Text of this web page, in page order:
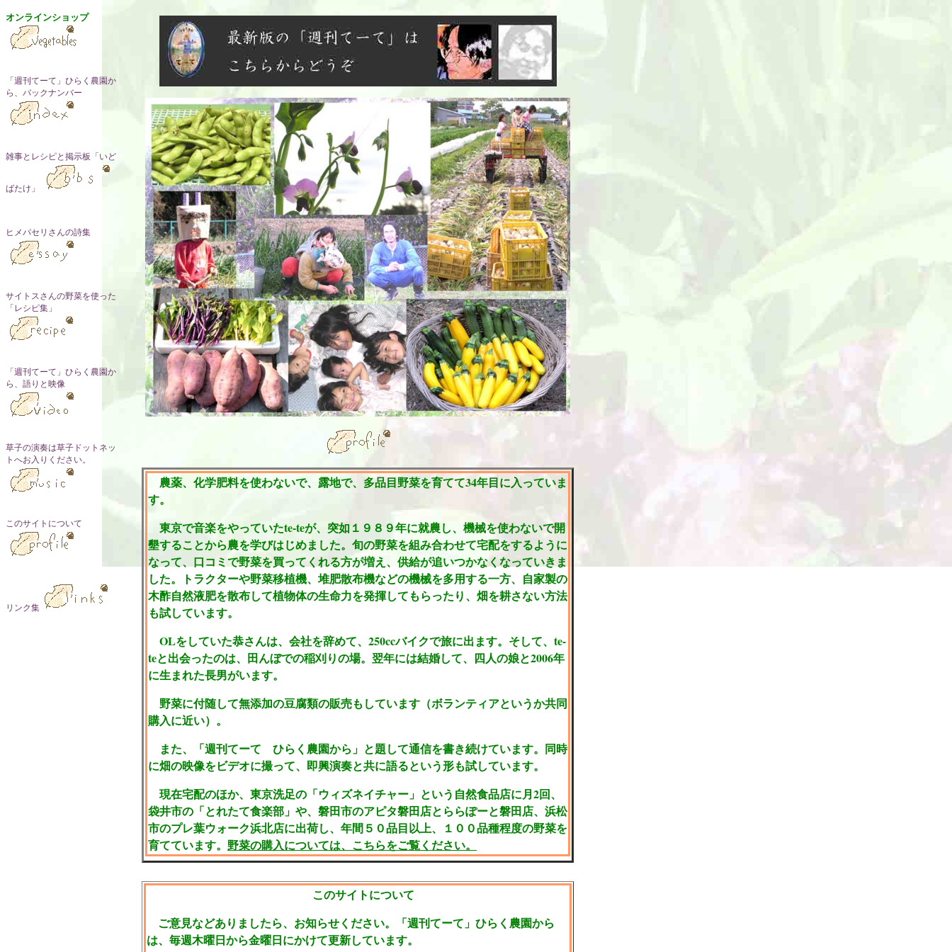
オンラインショップ
「週刊てーて」ひらく農園か
ら、バックナンバー
雑事とレシピと掲示板「いど
ばたけ」
ヒメパセリさんの詩集
サイトスさんの野菜を使った
「レシピ集」
「週刊てーて」ひらく農園か
ら、語りと映像
草子の演奏は草子ドットネッ
トへお入りください。
このサイトについて
リンク集
農薬、化学肥料を使わないで、露地で、多品目野菜を育てて34年目に入っていま
す。
東京で音楽をやっていたte-teが、突如１９８９年に就農し、機械を使わないで開
墾することから農を学びはじめました。旬の野菜を組み合わせて宅配をするように
なって、口コミで野菜を買ってくれる方が増え、供給が追いつかなくなっていきま
した。トラクターや野菜移植機、堆肥散布機などの機械を多用する一方、自家製の
木酢自然液肥を散布して植物体の生命力を発揮してもらったり、畑を耕さない方法
も試しています。
OLをしていた恭さんは、会社を辞めて、250ccバイクで旅に出ます。そして、te-
teと出会ったのは、田んぼでの稲刈りの場。翌年には結婚して、四人の娘と2006年
に生まれた長男がいます。
野菜に付随して無添加の豆腐類の販売もしています（ボランティアというか共同
購入に近い）。
また、「週刊てーて ひらく農園から」と題して通信を書き続けています。同時
に畑の映像をビデオに撮って、即興演奏と共に語るという形も試しています。
現在宅配のほか、東京洗足の「ウィズネイチャー」という自然食品店に月2回、
袋井市の「とれたて食楽部」や、磐田市のアピタ磐田店とららぽーと磐田店、浜松
市のプレ葉ウォーク浜北店に出荷し、年間５０品目以上、１００品種程度の野菜を
育てています。 野菜の購入については、こちらをご覧ください。
このサイトについて
ご意見などありましたら、お知らせください。「週刊てーて」ひらく農園から
は、毎週木曜日から金曜日にかけて更新しています。